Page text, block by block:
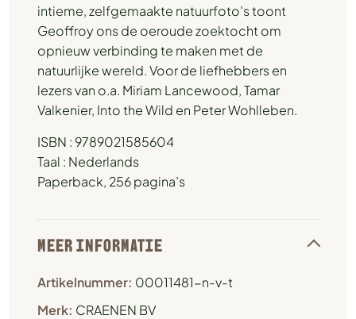
intieme, zelfgemaakte natuurfoto’s toont
Geoffroy ons de oeroude zoektocht om
opnieuw verbinding te maken met de
natuurlijke wereld. Voor de liefhebbers en
lezers van o.a. Miriam Lancewood, Tamar
Valkenier, Into the Wild en Peter Wohlleben.
ISBN : 9789021585604
Taal : Nederlands
Paperback, 256 pagina’s
MEER INFORMATIE
Artikelnummer: 00011481-n-v-t
Merk: CRAENEN BV